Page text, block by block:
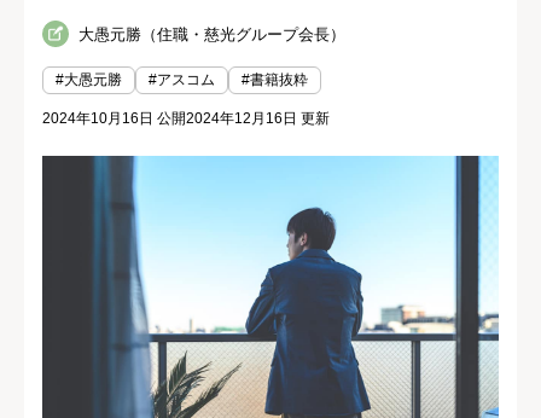
大愚元勝（住職・慈光グループ会長）
#大愚元勝 #アスコム #書籍抜粋
2024年10月16日 公開2024年12月16日 更新